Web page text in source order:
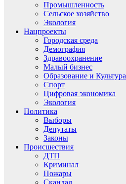
Промышленность
Сельское хозяйство
Экология
Нацпроекты
Городская среда
Демография
Здравоохранение
Малый бизнес
Образование и Культура
Спорт
Цифровая экономика
Экология
Политика
Выборы
Депутаты
Законы
Происшествия
ДТП
Криминал
Пожары
Скандал